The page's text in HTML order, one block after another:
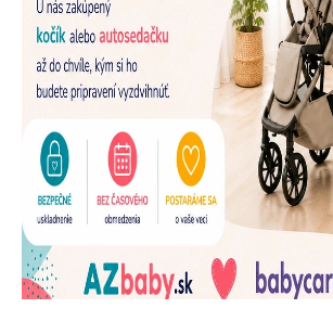
R
D
J
Ň
U